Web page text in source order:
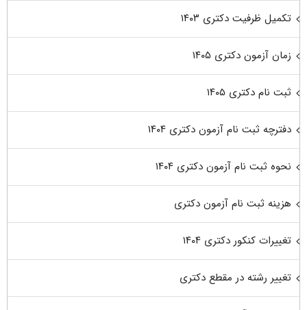
تکمیل ظرفیت دکتری ۱۴۰۳
زمان آزمون دکتری ۱۴۰۵
ثبت نام دکتری ۱۴۰۵
دفترچه ثبت نام آزمون دکتری ۱۴۰۴
نحوه ثبت نام آزمون دکتری ۱۴۰۴
هزینه ثبت نام آزمون دکتری
تغییرات کنکور دکتری ۱۴۰۴
تغییر رشته در مقطع دکتری